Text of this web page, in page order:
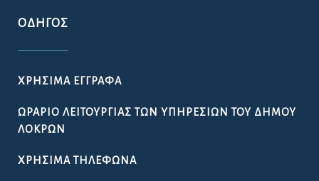
ΟΔΗΓΌΣ
ΧΡΉΣΙΜΑ ΈΓΓΡΑΦΑ
ΩΡΆΡΙΟ ΛΕΙΤΟΥΡΓΊΑΣ ΤΩΝ ΥΠΗΡΕΣΙΏΝ ΤΟΥ ΔΉΜΟΥ
ΛΟΚΡΏΝ
ΧΡΉΣΙΜΑ ΤΗΛΈΦΩΝΑ